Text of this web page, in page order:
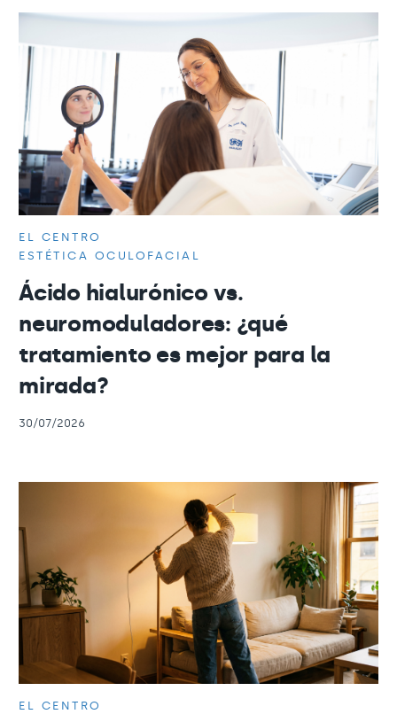
EL CENTRO
ESTÉTICA OCULOFACIAL
Ácido hialurónico vs.
neuromoduladores: ¿qué
tratamiento es mejor para la
mirada?
30/07/2026
EL CENTRO